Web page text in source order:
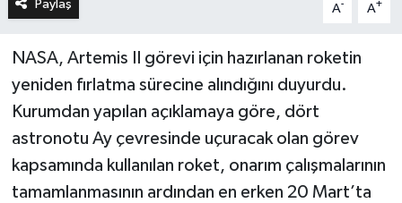
Paylaş A- A+
NASA, Artemis II görevi için hazırlanan roketin
yeniden fırlatma sürecine alındığını duyurdu.
Kurumdan yapılan açıklamaya göre, dört
astronotu Ay çevresinde uçuracak olan görev
kapsamında kullanılan roket, onarım çalışmalarının
tamamlanmasının ardından en erken 20 Mart’ta